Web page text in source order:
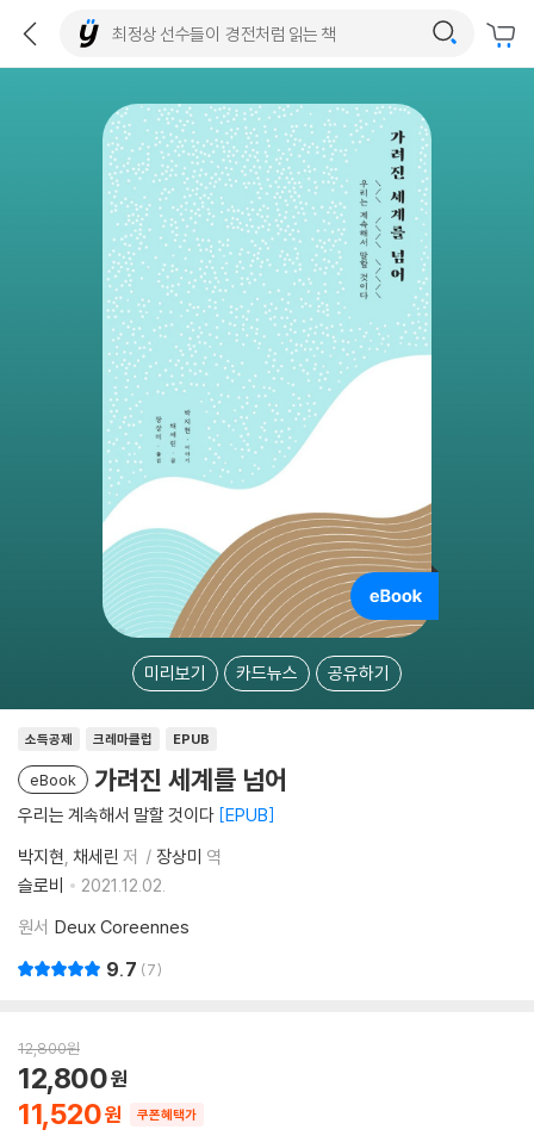
미리보기 카드뉴스 공유하기
소득공제 크레마클럽 EPUB
eBook 가려진 세계를 넘어
우리는 계속해서 말할 것이다 EPUB
박지현 채세린 저 장상미 역
슬로비
2021.12.02.
원서 Deux Coreennes
9.7 7
12,800원
11,520
12,800
쿠폰혜택가